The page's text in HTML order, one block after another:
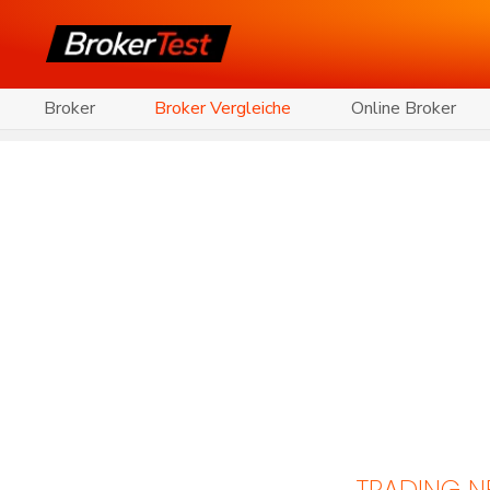
Broker Broker Vergleiche Online Broker